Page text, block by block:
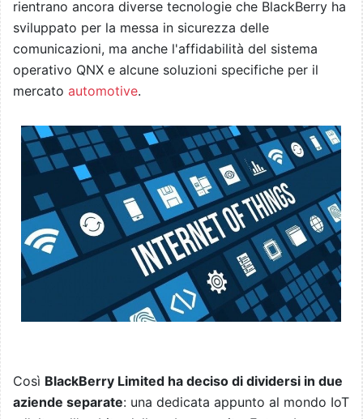
rientrano ancora diverse tecnologie che BlackBerry ha
sviluppato per la messa in sicurezza delle
comunicazioni, ma anche l'affidabilità del sistema
operativo QNX e alcune soluzioni specifiche per il
mercato automotive.
Così BlackBerry Limited ha deciso di dividersi in due
aziende separate: una dedicata appunto al mondo IoT